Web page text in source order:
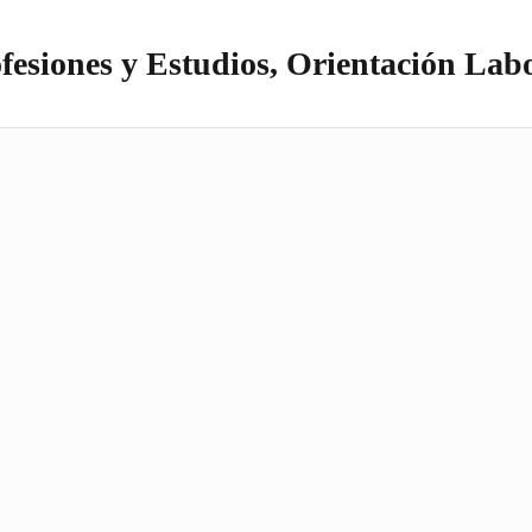
y Estudios, Orientación